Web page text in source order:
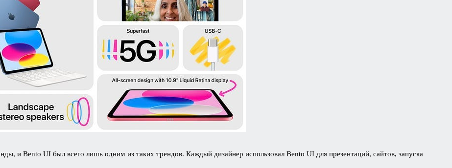
и Bento UI был всего лишь одним из таких трендов. Каждый дизайнер использовал Bento UI для презентаций, сайтов, запуска